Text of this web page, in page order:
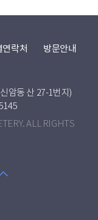
락처
방문안내
암동 산 27-1번지)
ALL RIGHTS